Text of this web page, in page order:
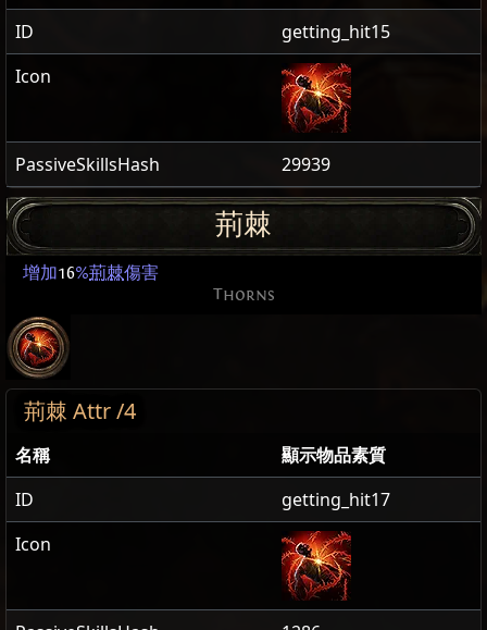
ID
getting_hit15
Icon
PassiveSkillsHash 29939
荊棘
增加16%荊棘傷害
Thorns
荊棘 Attr /4
名稱
顯示物品素質
ID
getting_hit17
Icon